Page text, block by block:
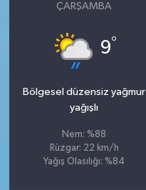
ÇARŞAMBA
9°
Bölgesel düzensiz yağmur
yağışlı
Nem: %88
Rüzgar: 22 km/h
Yağış Olasılığı: %84